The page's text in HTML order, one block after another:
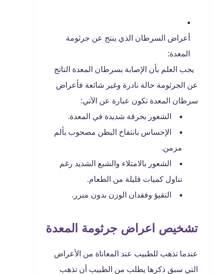
أعراض السرطان الذي ينتج عن جرثومة
المعدة:
يجب العلم بأن الإصابة بسرطان المعدة الناتج
عن الجرثومة حالة نادرة وغير شائعة فأعراض
سرطان المعدة تكون عبارة عن الآتي:
الشعور بحرقة شديدة في المعدة.
الإحساس بانتفاخ البطن مصحوب بألم
مزمن.
الشعور بالامتلاء والشبع الشديد رغم
تناول كميات قليلة من الطعام.
التقيؤ وفقدان الوزن بدون مبرر.
تشخيص اعراض جرثومة المعدة
عندما تذهب للطبيب عند المعاناة من الأعراض
التي سبق ذكرها يطلب من الطبيب أن تذهب